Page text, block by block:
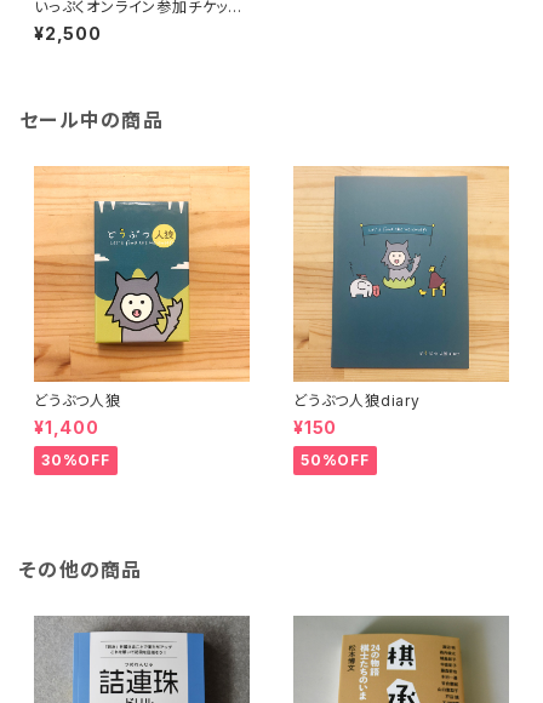
いっぷくオンライン参加チケット
（2500円）
¥2,500
セール中の商品
どうぶつ人狼
¥1,400
30%OFF
どうぶつ人狼diary
¥150
50%OFF
その他の商品